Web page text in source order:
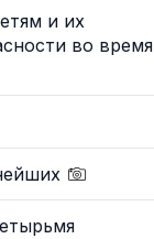
и их
во время